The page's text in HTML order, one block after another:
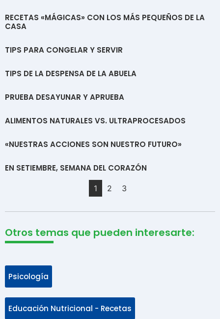
RECETAS «MÁGICAS» CON LOS MÁS PEQUEÑOS DE LA
CASA
TIPS PARA CONGELAR Y SERVIR
TIPS DE LA DESPENSA DE LA ABUELA
PRUEBA DESAYUNAR Y APRUEBA
ALIMENTOS NATURALES VS. ULTRAPROCESADOS
«NUESTRAS ACCIONES SON NUESTRO FUTURO»
EN SETIEMBRE, SEMANA DEL CORAZÓN
1 2 3
Otros temas que pueden interesarte:
Psicología
Educación Nutricional - Recetas